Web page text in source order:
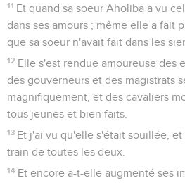
11 Et quand sa soeur Aholiba a vu
dans ses amours ; même elle a fait
que sa soeur n'avait fait dans les
12 Elle s'est rendue amoureuse des
des gouverneurs et des magistrats
magnifiquement, et des cavaliers
tous jeunes et bien faits.
13 Et j'ai vu qu'elle s'était souillée,
train de toutes les deux.
14 Et encore a-t-elle augmenté ses